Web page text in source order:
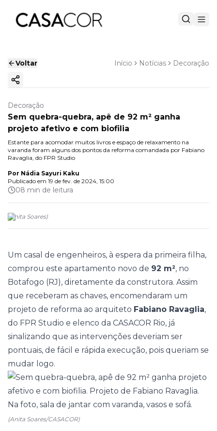
Voltar Início Notícias Decoração
Copiar link
Decoração
Sem quebra-quebra, apê de 92 m² ganha
projeto afetivo e com biofilia
Estante para acomodar muitos livros e espaço de relaxamento na
varanda foram alguns dos pontos da reforma comandada por Fabiano
Ravaglia, do FPR Studio
Por Nádia Sayuri Kaku
Publicado em 19 de fev. de 2024, 15:00
08 min de leitura
(Anita Soares)
Um casal de engenheiros, à espera da primeira filha,
comprou este apartamento novo de 92 m², no
Botafogo (RJ), diretamente da construtora. Assim
que receberam as chaves, encomendaram um
projeto de reforma ao arquiteto Fabiano Ravaglia,
do FPR Studio e elenco da CASACOR Rio, já
sinalizando que as intervenções deveriam ser
pontuais, de fácil e rápida execução, pois queriam se
mudar logo.
(Anita Soares/CASACOR)